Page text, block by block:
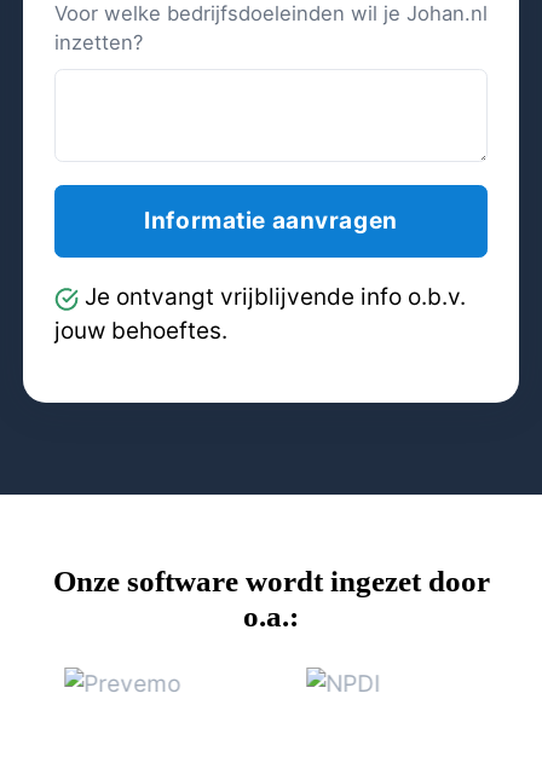
Voor welke bedrijfsdoeleinden wil je Johan.nl
inzetten?
Je ontvangt vrijblijvende info o.b.v.
jouw behoeftes.
Onze software wordt ingezet door
o.a.: